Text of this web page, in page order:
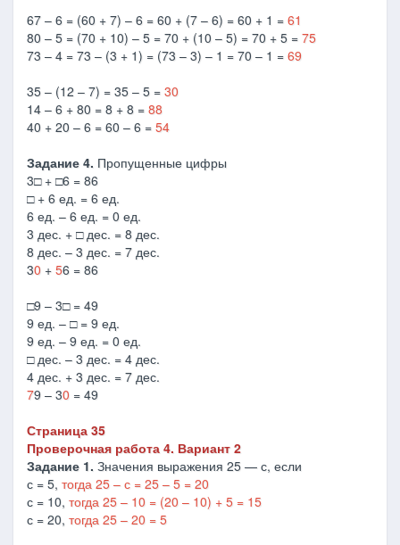
67 – 6 = (60 + 7) – 6 = 60 + (7 – 6) = 60 + 1 = 61
80 – 5 = (70 + 10) – 5 = 70 + (10 – 5) = 70 + 5 = 75
73 – 4 = 73 – (3 + 1) = (73 – 3) – 1 = 70 – 1 = 69
35 – (12 – 7) = 35 – 5 = 30
14 – 6 + 80 = 8 + 8 = 88
40 + 20 – 6 = 60 – 6 = 54
Задание 4. Пропущенные цифры
3□ + □6 = 86
□ + 6 ед. = 6 ед.
6 ед. – 6 ед. = 0 ед.
3 дес. + □ дес. = 8 дес.
8 дес. – 3 дес. = 7 дес.
30 + 56 = 86
□9 – 3□ = 49
9 ед. – □ = 9 ед.
9 ед. – 9 ед. = 0 ед.
□ дес. – 3 дес. = 4 дес.
4 дес. + 3 дес. = 7 дес.
79 – 30 = 49
Страница 35
Проверочная работа 4. Вариант 2
Задание 1. Значения выражения 25 — с, если
с = 5, тогда 25 – с = 25 – 5 = 20
с = 10, тогда 25 – 10 = (20 – 10) + 5 = 15
с = 20, тогда 25 – 20 = 5